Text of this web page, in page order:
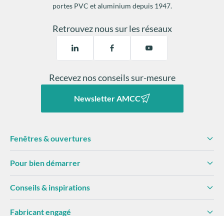
portes PVC et aluminium depuis 1947.
Retrouvez nous sur les réseaux
Recevez nos conseils sur-mesure
Newsletter AMCC
Fenêtres & ouvertures
Pour bien démarrer
Conseils & inspirations
Fabricant engagé